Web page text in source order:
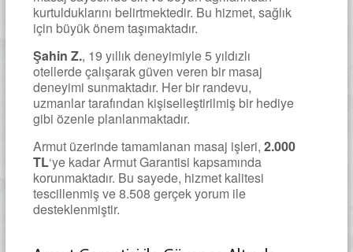
kurtulduklarını belirtmektedir. Bu hizmet, sağlık
için büyük önem taşımaktadır.
Şahin Z., 19 yıllık deneyimiyle 5 yıldızlı
otellerde çalışarak güven veren bir masaj
deneyimi sunmaktadır. Her bir randevu,
uzmanlar tarafından kişiselleştirilmiş bir hediye
gibi özenle planlanmaktadır.
Armut üzerinde tamamlanan masaj işleri, 2.000
TL‘ye kadar Armut Garantisi kapsamında
korunmaktadır. Bu sayede, hizmet kalitesi
tescillenmiş ve 8.508 gerçek yorum ile
desteklenmiştir.